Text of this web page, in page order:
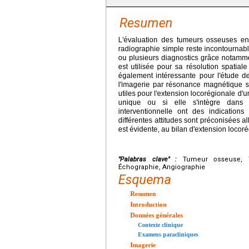
Resumen
L'évaluation des tumeurs osseuses
radiographie simple reste
ou plusieurs diagnostics grâce
est utilisée pour sa résolution
également intéressante pour l'étude
l'imagerie par résonance magnétique
utiles pour l'extension locorégionale
unique ou si elle s'intègre dans
interventionnelle ont des
différentes attitudes sont préconisées
est évidente, au bilan d'extension
"Palabras clave" : Tumeur osseuse,
Échographie, Angiographie
Esquema
Resumen
Introduction
Données générales
Contexte clinique
Examens paracliniques
Imagerie